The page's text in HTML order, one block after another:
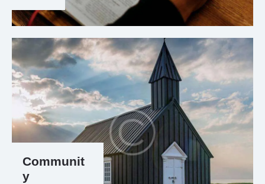
Communit
y